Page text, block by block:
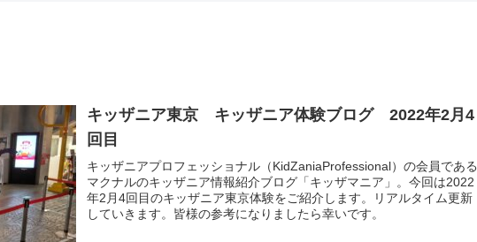
キッザニア東京 キッザニア体験ブログ 2022年2月4
回目
キッザニアプロフェッショナル（KidZaniaProfessional）の会員である
マクナルのキッザニア情報紹介ブログ「キッザマニア」。今回は2022
年2月4回目のキッザニア東京体験をご紹介します。リアルタイム更新
していきます。皆様の参考になりましたら幸いです。